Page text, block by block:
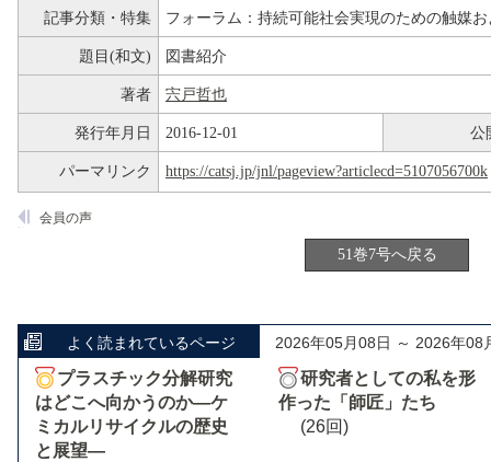
記事分類・特集 フォーラム：持続可能社会実現のための触媒
題目(和文) 図書紹介
著者 宍戸哲也
発行年月日 2016-12-01 公
パーマリンク https://catsj.jp/jnl/pageview?articlecd=5107056700k
会員の声
51巻7号へ戻る
よく読まれているページ 2026年05月08日 ～ 2026年08
プラスチック分解研究
はどこへ向かうのか―ケ
ミカルリサイクルの歴史
と展望―
研究者としての私を形
作った「師匠」たち
(26回)